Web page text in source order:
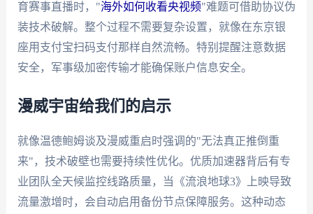
育赛事直播时，"海外如何收看央视频"难题可借助协议伪
装技术破解。整个过程不需要复杂设置，就像在东京银
座用支付宝扫码支付那样自然流畅。特别提醒注意数据
安全，军事级加密传输才能确保账户信息安全。
漫威宇宙给我们的启示
就像温德鲍姆谈及漫威重启时强调的"无法真正推倒重
来"，技术破壁也需要持续性优化。优质加速器背后有专
业团队全天候监控线路质量，当《流浪地球3》上映导致
流量激增时，会自动启用备份节点保障服务。这种动态